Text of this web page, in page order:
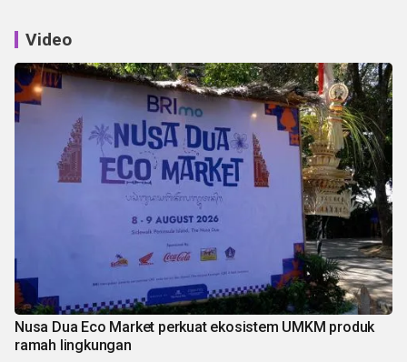
Video
Nusa Dua Eco Market perkuat ekosistem UMKM produk
ramah lingkungan